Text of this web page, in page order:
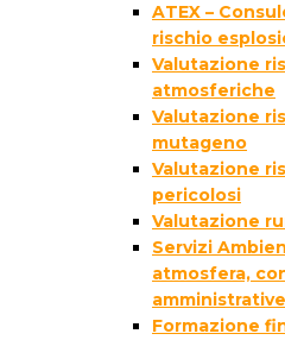
ATEX –
rischio
Valutazione
atmosferiche
Valutazione
mutageno
Valutazione
pericolosi
Valutazione
Servizi
atmosfera,
amministrative
Formazione